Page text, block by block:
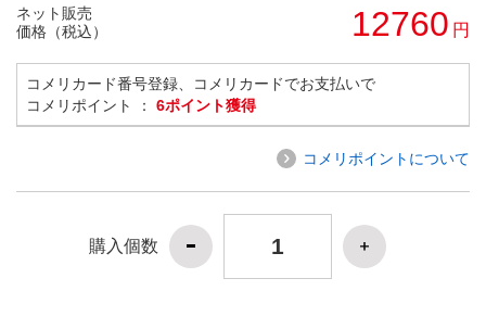
ネット販売
価格（税込）
12760 円
コメリカード番号登録、コメリカードでお支払いで
コメリポイント ： 6ポイント獲得
コメリポイントについて
購入個数